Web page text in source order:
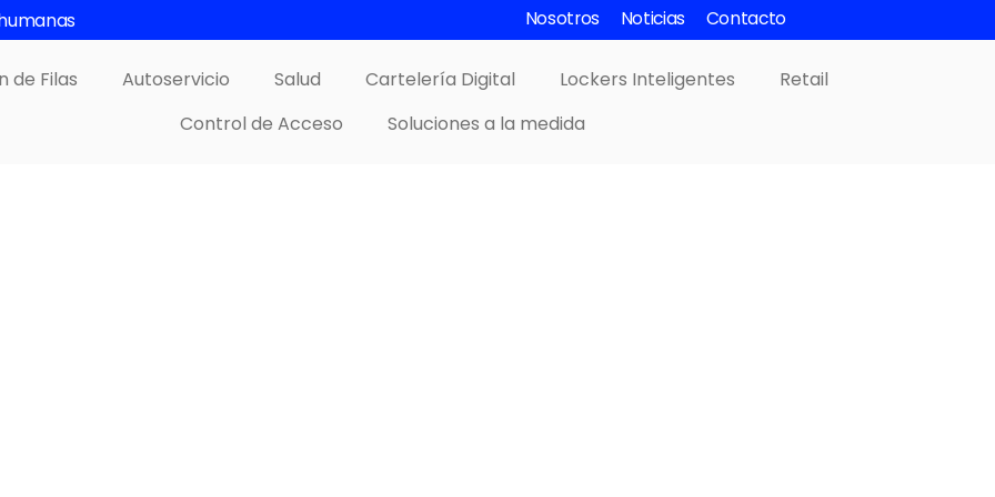
Nosotros Noticias Contacto
de Filas Autoservicio Salud Cartelería Digital Lockers Inteligentes
Retail
Control de Acceso
Soluciones a la medida